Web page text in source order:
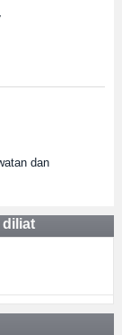
dan
diliat